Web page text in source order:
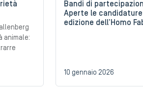
animale:
Bandi di
Aperte le
edizione dell’Homo
10 gennaio 2026